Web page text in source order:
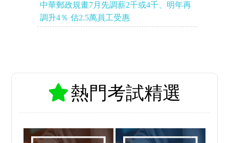
中華郵政規畫7月先調薪2千或4千、明年再
調升4％ 估2.5萬員工受惠
熱門考試精選